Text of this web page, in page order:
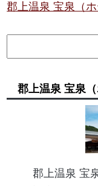
郡上温泉 宝泉（
郡上温泉 宝泉（
郡上温泉 宝